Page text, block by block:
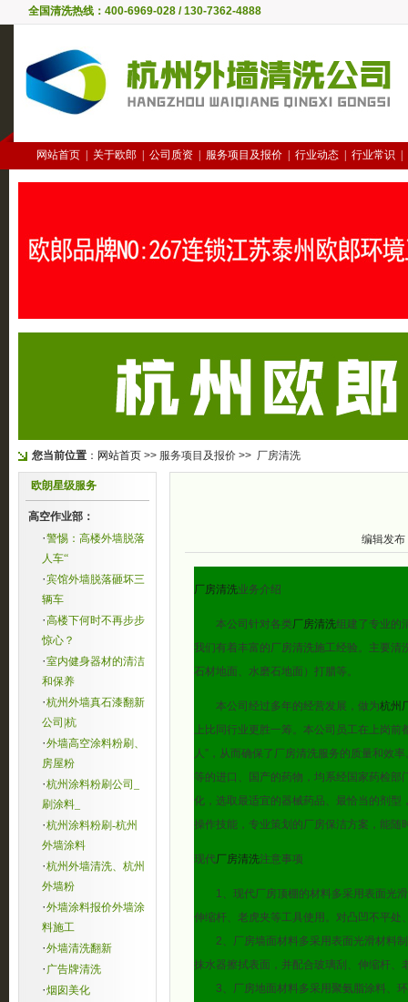
全国清洗热线：400-6969-028 / 130-7362-4888
网站首页 关于欧郎 公司质资 服务项目及报价 行业动态 行业常识
您当前位置 ： 网站首页 >> 服务项目及报价 >> 厂房清洗
欧朗星级服务
高空作业部：
·警惕：高楼外墙脱落
人车“
·宾馆外墙脱落砸坏三
辆车
·高楼下何时不再步步
惊心？
·室内健身器材的清洁
和保养
·杭州外墙真石漆翻新
公司|杭
·外墙高空涂料粉刷、
房屋粉
·杭州涂料粉刷公司_
刷涂料_
·杭州涂料粉刷-杭州
外墙涂料
·杭州外墙清洗、杭州
外墙粉
·外墙涂料报价外墙涂
料施工
·外墙清洗翻新
· 广告牌清洗
·烟囱美化
编辑发
厂房清洗业务介绍
本公司针对各类厂房清洗组建了专业的
我们有着丰富的厂房清洗施工经验。主要
石材地面、水磨石地面）打腊等。
本公司经过多年的经营发展，做为杭州
上比同行业更胜一筹。本公司员工在上岗
人”，从而确保了厂房清洗服务的质量和效
等的进口、国产的药物，均系经国家药检
化，选取最适宜的器械药品、最恰当的剂
操作技能，专业策划的厂房保洁方案，能随
现代厂房清洗注意事项
1、现代厂房顶棚的材料多采用表面光滑
伸缩杆、老虎夹等工具使用。对凸凹不平处
2、厂房墙面材料多采用表面光滑材料制
抹水器擦拭表面，并配合玻璃刮、伸缩杆
3、厂房地面材料多采用聚氨脂涂料、环